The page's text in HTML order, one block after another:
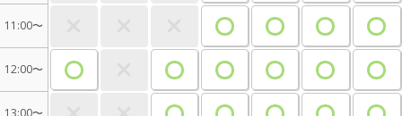
11:00〜
12:00〜
13:00〜